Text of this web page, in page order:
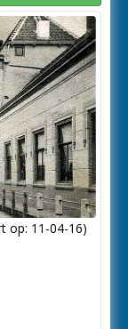
op: 11-04-16)